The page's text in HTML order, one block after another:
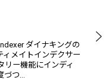
ダイナキングの
ィメイトインデクサー
リー機能にインディ
づつ…